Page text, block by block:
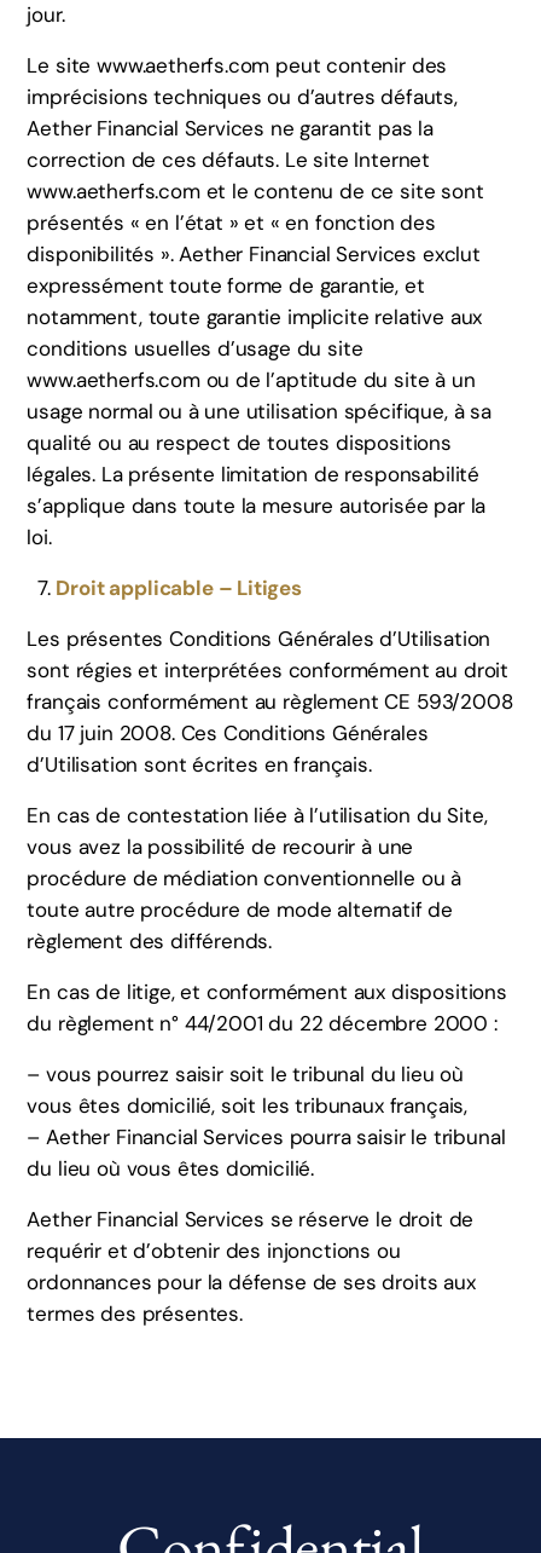
jour.
Le site www.aetherfs.com peut contenir des
imprécisions techniques ou d’autres défauts,
Aether Financial Services ne garantit pas la
correction de ces défauts. Le site Internet
www.aetherfs.com et le contenu de ce site sont
présentés « en l’état » et « en fonction des
disponibilités ». Aether Financial Services exclut
expressément toute forme de garantie, et
notamment, toute garantie implicite relative aux
conditions usuelles d’usage du site
www.aetherfs.com ou de l’aptitude du site à un
usage normal ou à une utilisation spécifique, à sa
qualité ou au respect de toutes dispositions
légales. La présente limitation de responsabilité
s’applique dans toute la mesure autorisée par la
loi.
Droit applicable – Litiges
Les présentes Conditions Générales d’Utilisation
sont régies et interprétées conformément au droit
français conformément au règlement CE 593/2008
du 17 juin 2008. Ces Conditions Générales
d’Utilisation sont écrites en français.
En cas de contestation liée à l’utilisation du Site,
vous avez la possibilité de recourir à une
procédure de médiation conventionnelle ou à
toute autre procédure de mode alternatif de
règlement des différends.
En cas de litige, et conformément aux dispositions
du règlement n° 44/2001 du 22 décembre 2000 :
– vous pourrez saisir soit le tribunal du lieu où
vous êtes domicilié, soit les tribunaux français,
– Aether Financial Services pourra saisir le tribunal
du lieu où vous êtes domicilié.
Aether Financial Services se réserve le droit de
requérir et d’obtenir des injonctions ou
ordonnances pour la défense de ses droits aux
termes des présentes.